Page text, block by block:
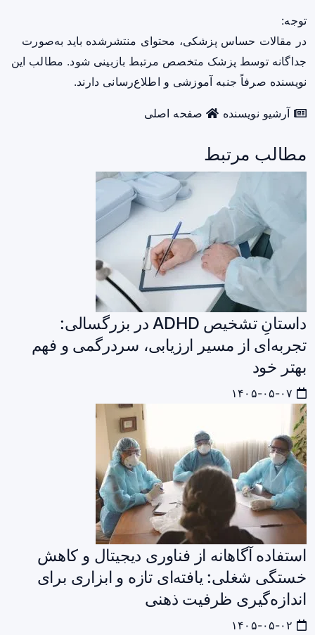
توجه:
در مقالات حساس پزشکی، محتوای منتشرشده باید به‌صورت
جداگانه توسط پزشک متخصص مرتبط بازبینی شود. مطالب این
نویسنده صرفاً جنبه آموزشی و اطلاع‌رسانی دارند.
آرشیو نویسنده صفحه اصلی
مطالب مرتبط
داستانِ تشخیص ADHD در بزرگسالی:
تجربه‌ای از مسیر ارزیابی، سردرگمی و فهم
بهتر خود
استفاده آگاهانه از فناوری دیجیتال و کاهش
خستگی شغلی: یافته‌ای تازه و ابزاری برای
اندازه‌گیری ظرفیت ذهنی